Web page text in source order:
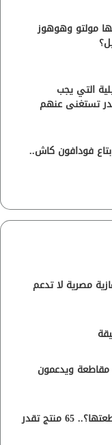
مولتو وهوهوز
التي يجب
فودافون كاش..
مصرية لا تدعم
مقاطعة ويدعمون
ما هي المنتجات الإسرائيلية التي يجب مقاطعتها؟.. 65 منتج تقدر